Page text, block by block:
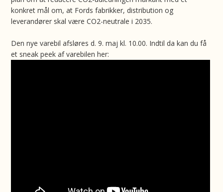
konkret mål om, at Fords fabrikker, distribution og
leverandører skal være CO2-neutrale i 2035.
Den nye varebil afsløres d. 9. maj kl. 10.00. Indtil da kan du få
et sneak peek af varebilen her: